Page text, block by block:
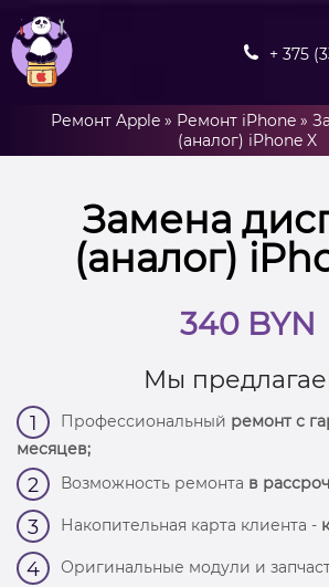
+ 375
Ремонт Apple» Ремонт iPhone»
(аналог) iPhone X
Замена
(аналог)
340 BYN
Мы
1 Профессиональный ремонт с
месяцев;
2 Возможность ремонта в
3 Накопительная карта клиента -
4 Оригинальные модули и